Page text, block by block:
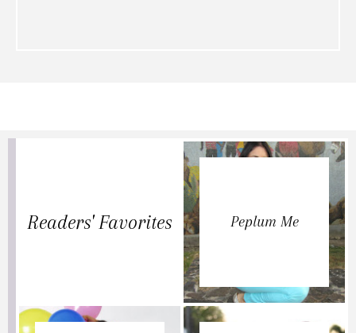
Readers' Favorites Peplum Me